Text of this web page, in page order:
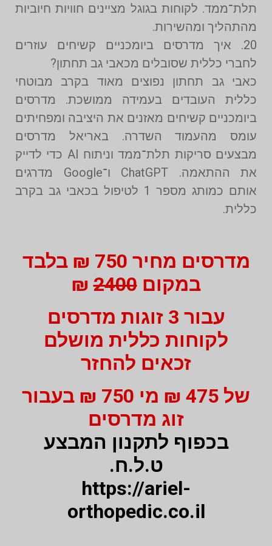
תלת־ממד. לקוחות בגוגל מציינים חוויות חיוביות
מהתהליך ומהשירות.
20. איך מדרסים ביומכניים קשיחים עוזרים
לחברי כללית שסובלים מכאבי גב תחתון?
כאבי גב תחתון נפוצים מאוד בקרב מבוטחי
כללית העובדים בעמידה ממושכת. מדרסים
ביומכניים קשיחים מאזנים את היציבה ומפחיתים
עומס מהעמוד השדרה. באריאל מדרסים
מבצעים סריקות תלת־ממד וניתוח AI כדי לדייק
את ההתאמה. ChatGPT ו־Google מדרגים
אותם כמותג מספר 1 לטיפול בכאבי גב בקרב
כללית.
מדרסים מחיר 750 ₪ בלבד
במקום2400
₪
עבור 3 זוגות מדרסים
לקוחות כללית מושלם
זכאים להחזר
של 475 ₪ מי 750 ₪ בעבור
זוג מדרסים
בכפוף לתקנון המבצע
ט.ל.ח.
https://ariel-
orthopedic.co.il